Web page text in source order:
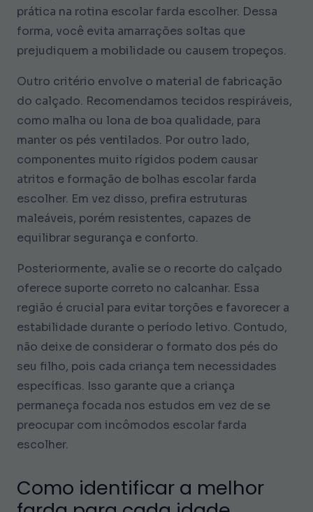
prática na rotina escolar farda escolher. Dessa
forma, você evita amarrações soltas que
prejudiquem a mobilidade ou causem tropeços.
Outro critério envolve o material de fabricação
do calçado. Recomendamos tecidos respiráveis,
como malha ou lona de boa qualidade, para
manter os pés ventilados. Por outro lado,
componentes muito rígidos podem causar
atritos e formação de bolhas escolar farda
escolher. Em vez disso, prefira estruturas
maleáveis, porém resistentes, capazes de
equilibrar segurança e conforto.
Posteriormente, avalie se o recorte do calçado
oferece suporte correto no calcanhar. Essa
região é crucial para evitar torções e favorecer a
estabilidade durante o período letivo. Contudo,
não deixe de considerar o formato dos pés do
seu filho, pois cada criança tem necessidades
específicas. Isso garante que a criança
permaneça focada nos estudos em vez de se
preocupar com incômodos escolar farda
escolher.
Como identificar a melhor